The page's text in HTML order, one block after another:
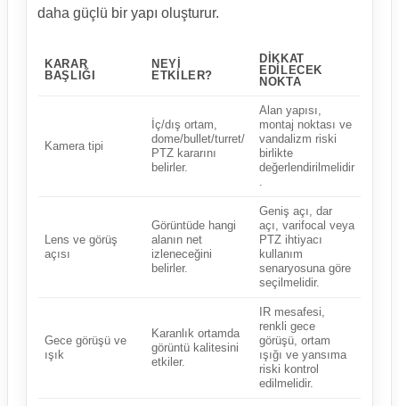
daha güçlü bir yapı oluşturur.
KARAR
BAŞLIĞI
NEYI
ETKILER?
DIKKAT
EDILECEK
NOKTA
Kamera tipi
İç/dış ortam,
dome/bullet/turret/
PTZ kararını
belirler.
Alan yapısı,
montaj noktası ve
vandalizm riski
birlikte
değerlendirilmelidir
.
Lens ve görüş
açısı
Görüntüde hangi
alanın net
izleneceğini
belirler.
Geniş açı, dar
açı, varifocal veya
PTZ ihtiyacı
kullanım
senaryosuna göre
seçilmelidir.
Gece görüşü ve
ışık
Karanlık ortamda
görüntü kalitesini
etkiler.
IR mesafesi,
renkli gece
görüşü, ortam
ışığı ve yansıma
riski kontrol
edilmelidir.